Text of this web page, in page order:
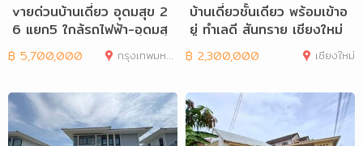
vายด่วนบ้านเดี่ยว อุดมสุข 2
6 แยก5 ใกล้รถไฟฟ้า-อุดมสุ
ข
฿ 5,700,000 กรุงเทพมหานคร
บ้านเดี่ยวชั้นเดียว พร้อมเข้าอ
ยู่ ทำเลดี สันทราย เชียงใหม่
฿ 2,300,000 เชียงใหม่